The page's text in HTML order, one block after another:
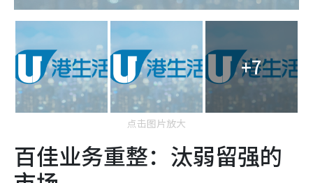
+7
点击图片放大
百佳业务重整：汰弱留强的